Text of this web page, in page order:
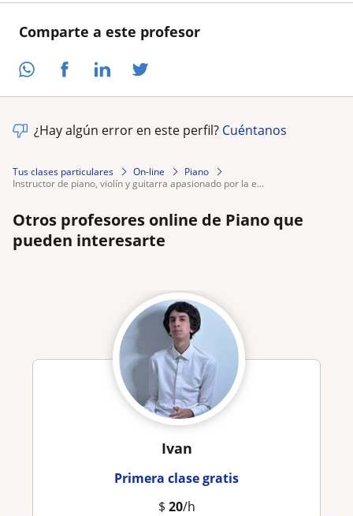
Comparte a este profesor
¿Hay algún error en este perfil? Cuéntanos
Tus clases particulares On-line
Piano
instructor de piano, violín y guitarra apasionado por la e...
Otros profesores online de Piano que
pueden interesarte
Ivan
Primera clase gratis
$ 20/h